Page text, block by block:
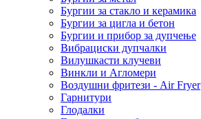
Бургии за стакло и керамика
Бургии за цигла и бетон
Бургии и прибор за дупчење
Вибрациски дупчалки
Вилушкасти клучеви
Винкли и Агломери
Воздушни фритези - Air Fryer
Гарнитури
Глодалки